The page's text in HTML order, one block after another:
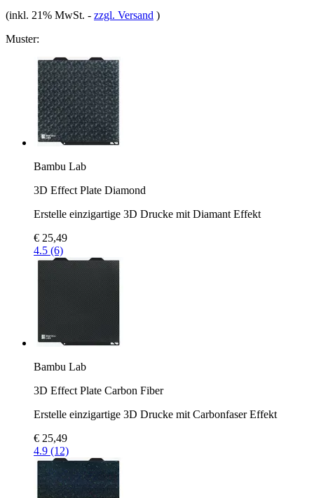
(inkl. 21% MwSt. - zzgl. Versand )
Muster:
Bambu Lab
3D Effect Plate Diamond
Erstelle einzigartige 3D Drucke mit Diamant Effekt
€ 25,49
4.5 (6)
Bambu Lab
3D Effect Plate Carbon Fiber
Erstelle einzigartige 3D Drucke mit Carbonfaser Effekt
€ 25,49
4.9 (12)